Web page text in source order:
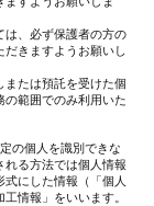
、必ず保護者の方の
だきますようお願いし
たは預託を受けた個
の範囲でのみ利用いた
の個人を識別できな
れる方法では個人情報
にした情報（「個人
情報」をいいます。